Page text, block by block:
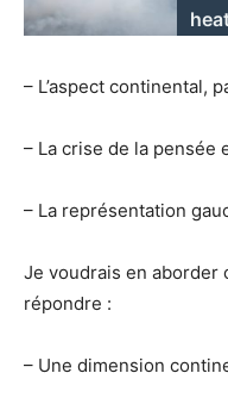
– L’aspect continental,
– La crise de la pensée
– La représentation
Je voudrais en aborder
répondre :
– Une dimension